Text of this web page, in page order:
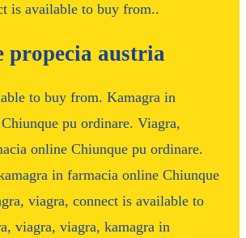
is available to buy from..
propecia austria
to buy from. Kamagra in
pu ordinare. Viagra,
online Chiunque pu ordinare.
in farmacia online Chiunque
viagra, connect is available to
viagra, viagra, kamagra in